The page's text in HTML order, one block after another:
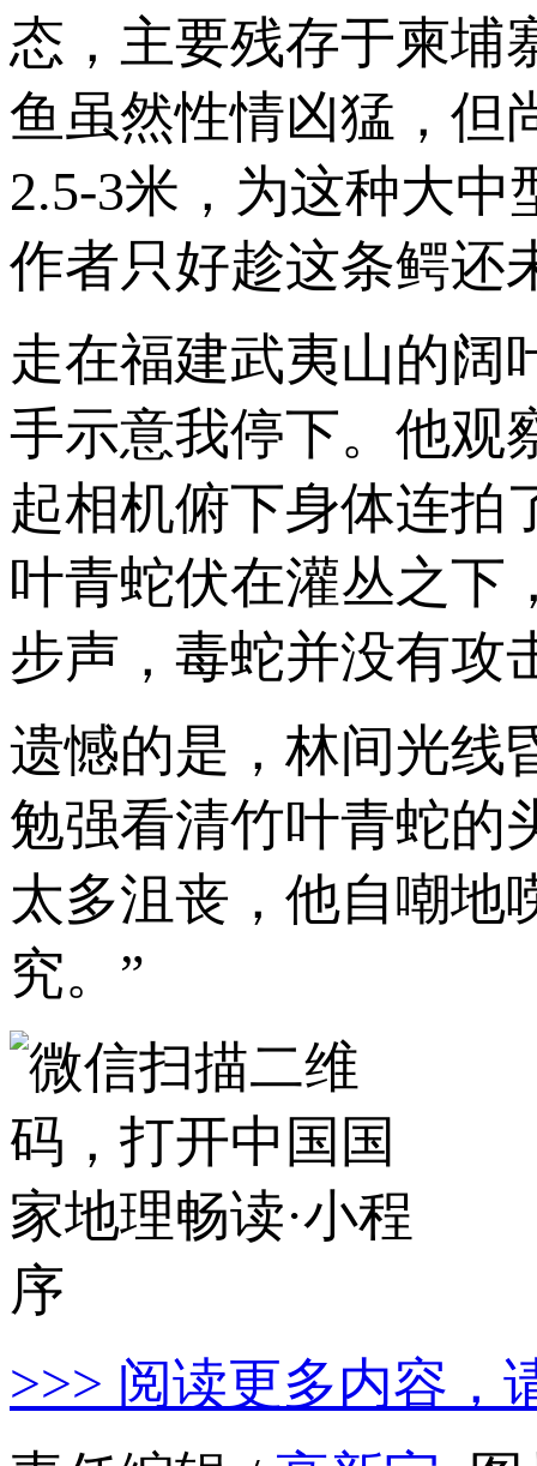
态，主要残存于柬埔
鱼虽然性情凶猛，但
2.5-3米，为这种大
作者只好趁这条鳄还
走在福建武夷山的阔
手示意我停下。他观
起相机俯下身体连拍
叶青蛇伏在灌丛之下
步声，毒蛇并没有攻
遗憾的是，林间光线
勉强看清竹叶青蛇的
太多沮丧，他自嘲地
究。”
>>> 阅读更多内容，